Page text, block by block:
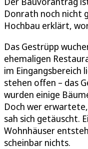
Donrath noch nicht
Hochbau erklärt,
Das Gestrüpp
ehemaligen
im Eingangsbereich
stehen offen – das
wurden einige
Doch wer
sah sich getäuscht.
Wohnhäuser
scheinbar nichts.